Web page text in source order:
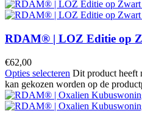
RDAM® | LOZ Editie op
€62,00
Opties selecteren Dit product heeft
kan gekozen worden op de